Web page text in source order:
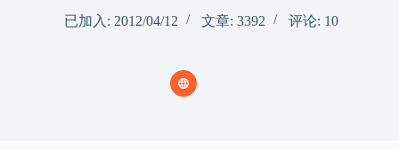
已加入: 2012/04/12 文章: 3392 评论: 10